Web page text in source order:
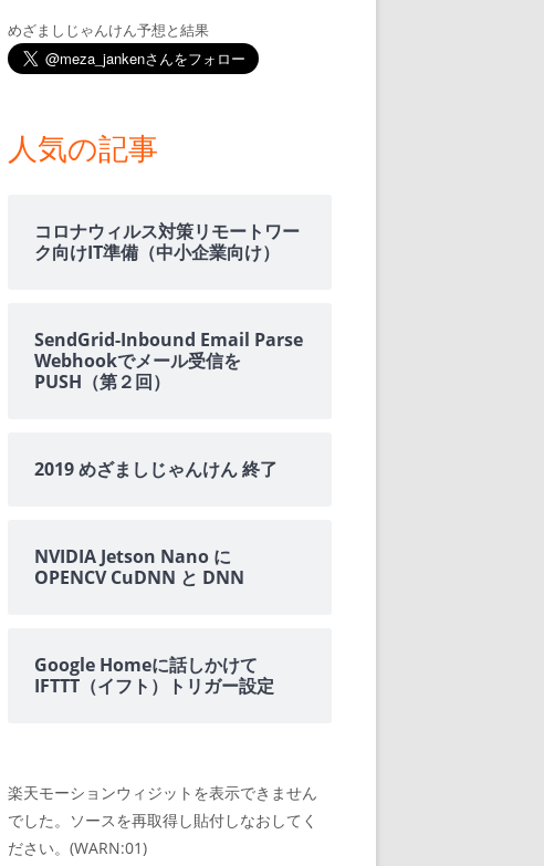
メ
ン
めざましじゃんけん予想と結果
人気の記事
コロナウィルス対策リモートワー
ク向けIT準備（中小企業向け）
SendGrid-Inbound Email Parse
Webhookでメール受信を
PUSH（第２回）
2019 めざましじゃんけん 終了
NVIDIA Jetson Nano に
OPENCV CuDNN と DNN
Google Homeに話しかけて
IFTTT（イフト）トリガー設定
楽天モーションウィジットを表示できません
でした。ソースを再取得し貼付しなおしてく
ださい。(WARN:01)